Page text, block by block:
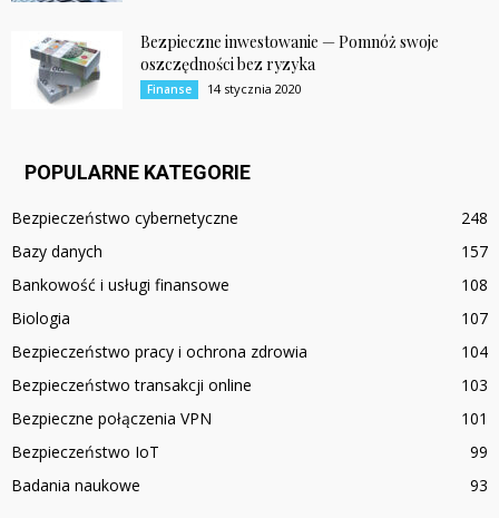
Bezpieczne inwestowanie — Pomnóż swoje
oszczędności bez ryzyka
Finanse 14 stycznia 2020
POPULARNE KATEGORIE
Bezpieczeństwo cybernetyczne
248
Bazy danych
157
Bankowość i usługi finansowe
108
Biologia
107
Bezpieczeństwo pracy i ochrona zdrowia
104
Bezpieczeństwo transakcji online
103
Bezpieczne połączenia VPN
101
Bezpieczeństwo IoT
99
Badania naukowe
93